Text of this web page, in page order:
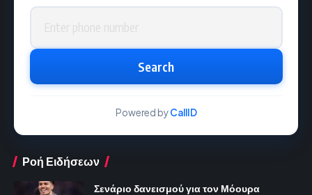
Phone number
Search
Powered byCallID
Ροή Ειδήσεων
Σενάριο δανεισμού για τον Μόουρα